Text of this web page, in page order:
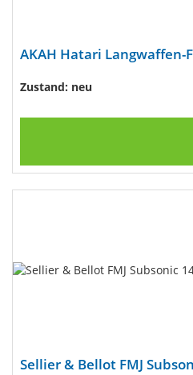
AKAH Hatari
Zustand: neu
Sellier & Bellot FMJ